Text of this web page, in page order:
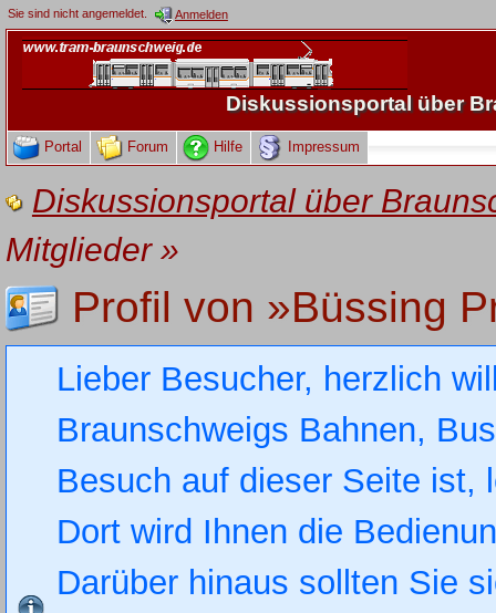
Sie sind nicht angemeldet. Anmelden
Diskussionsportal über
Portal Forum Hilfe Impressum
Diskussionsportal über
Mitglieder»
Profil von »Büssing
Lieber Besucher, herzlich
Braunschweigs Bahnen,
Besuch auf dieser Seite
Dort wird Ihnen die
Darüber hinaus sollten Sie